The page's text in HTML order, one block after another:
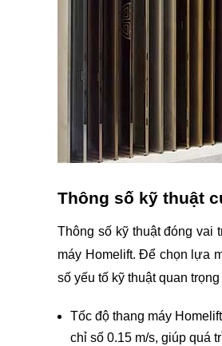
Thông số kỹ thuật
Thông số kỹ thuật đóng vai
máy Homelift. Để chọn lựa
số yếu tố kỹ thuật quan trọng
Tốc độ thang máy
chỉ số 0.15 m/s, giúp quá